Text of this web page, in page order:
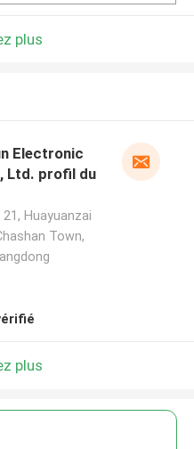
plus
Electronic
Ltd. profil du
Huayuanzai
Town,
plus